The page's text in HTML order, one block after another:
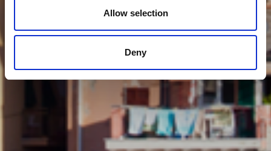
Allow selection
Deny